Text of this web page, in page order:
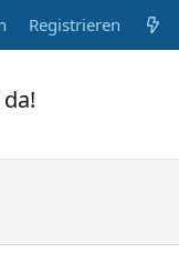
Registrieren